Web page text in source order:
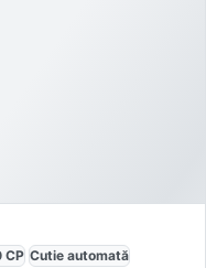
CP Cutie automată